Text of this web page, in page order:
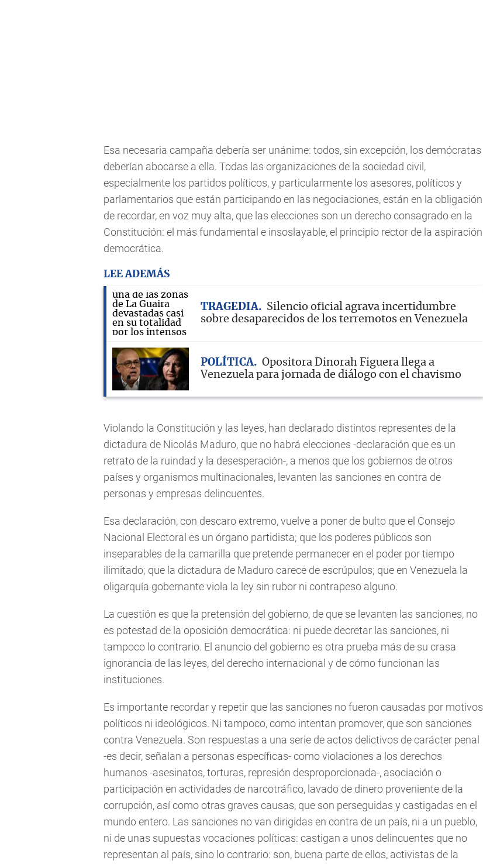
Esa necesaria campaña debería ser unánime: todos, sin excepción, los demócratas
deberían abocarse a ella. Todas las organizaciones de la sociedad civil,
especialmente los partidos políticos, y particularmente los asesores, políticos y
parlamentarios que están participando en las negociaciones, están en la obligación
de recordar, en voz muy alta, que las elecciones son un derecho consagrado en la
Constitución: el más fundamental e insoslayable, el principio rector de la aspiración
democrática.
LEE ADEMÁS
TRAGEDIA
Silencio oficial agrava incertidumbre
sobre desaparecidos de los terremotos en Venezuela
POLÍTICA
Opositora Dinorah Figuera llega a
Venezuela para jornada de diálogo con el chavismo
Violando la Constitución y las leyes, han declarado distintos representes de la
dictadura de Nicolás Maduro, que no habrá elecciones -declaración que es un
retrato de la ruindad y la desesperación-, a menos que los gobiernos de otros
países y organismos multinacionales, levanten las sanciones en contra de
personas y empresas delincuentes.
Esa declaración, con descaro extremo, vuelve a poner de bulto que el Consejo
Nacional Electoral es un órgano partidista; que los poderes públicos son
inseparables de la camarilla que pretende permanecer en el poder por tiempo
ilimitado; que la dictadura de Maduro carece de escrúpulos; que en Venezuela la
oligarquía gobernante viola la ley sin rubor ni contrapeso alguno.
La cuestión es que la pretensión del gobierno, de que se levanten las sanciones, no
es potestad de la oposición democrática: ni puede decretar las sanciones, ni
tampoco lo contrario. El anuncio del gobierno es otra prueba más de su crasa
ignorancia de las leyes, del derecho internacional y de cómo funcionan las
instituciones.
Es importante recordar y repetir que las sanciones no fueron causadas por motivos
políticos ni ideológicos. Ni tampoco, como intentan promover, que son sanciones
contra Venezuela. Son respuestas a una serie de actos delictivos de carácter penal
-es decir, señalan a personas específicas- como violaciones a los derechos
humanos -asesinatos, torturas, represión desproporcionada-, asociación o
participación en actividades de narcotráfico, lavado de dinero proveniente de la
corrupción, así como otras graves causas, que son perseguidas y castigadas en el
mundo entero. Las sanciones no van dirigidas en contra de un país, ni a un pueblo,
ni de unas supuestas vocaciones políticas: castigan a unos delincuentes que no
representan al país, sino lo contrario: son, buena parte de ellos, activistas de la